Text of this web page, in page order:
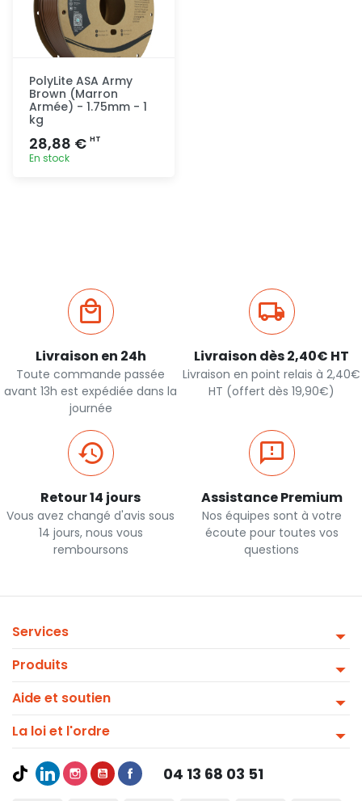
PolyLite ASA Army
Brown (Marron
Armée) - 1.75mm - 1
kg
28,88 € HT
En stock
Livraison en 24h
Toute commande passée
avant 13h est expédiée dans la
journée
Livraison dès 2,40€ HT
Livraison en point relais à 2,40€
HT (offert dès 19,90€)
Retour 14 jours
Vous avez changé d'avis sous
14 jours, nous vous
remboursons
Assistance Premium
Nos équipes sont à votre
écoute pour toutes vos
questions
Services
Produits
Aide et soutien
La loi et l'ordre
04 13 68 03 51